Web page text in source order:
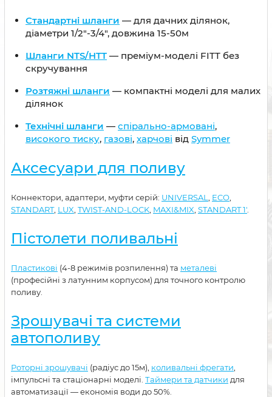
Стандартні шланги — для дачних ділянок,
діаметри 1/2"-3/4", довжина 15-50м
Шланги NTS/HTT — преміум-моделі FITT без
скручування
Розтяжні шланги — компактні моделі для малих
ділянок
Технічні шланги — спірально-армовані,
високого тиску, газові, харчові від Symmer
Аксесуари для поливу
Коннектори, адаптери, муфти серій: UNIVERSAL ECO
STANDART, LUX TWIST-AND-LOCK MAXI&MIX STANDART 1'
Пістолети поливальні
Пластикові (4-8 режимів розпилення) та металеві
(професійні з латунним корпусом) для точного контролю
поливу.
Зрошувачі та системи
автополиву
Роторні зрошувачі (радіус до 15м), коливальні фрегати
імпульсні та стаціонарні моделі. Таймери та датчики для
автоматизації — економія води до 50%.